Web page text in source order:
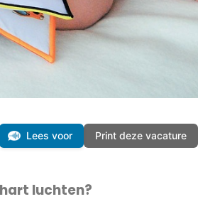
Print deze vacature
Lees voor
luchten?